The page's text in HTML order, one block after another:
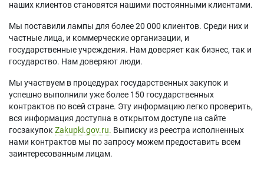
наших клиентов становятся нашими постоянными клиентами.
Мы поставили лампы для более 20 000 клиентов. Среди них и
частные лица, и коммерческие организации, и
государственные учреждения. Нам доверяет как бизнес, так и
государство. Нам доверяют люди.
Мы участвуем в процедурах государственных закупок и
успешно выполнили уже более 150 государственных
контрактов по всей стране. Эту информацию легко проверить,
вся информация доступна в открытом доступе на сайте
госзакупок Zakupki.gov.ru. Выписку из реестра исполненных
нами контрактов мы по запросу можем предоставить всем
заинтересованным лицам.